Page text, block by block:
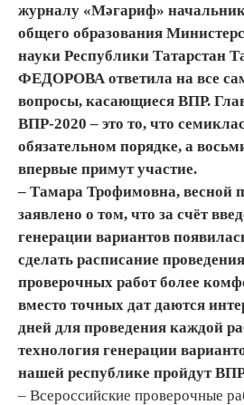
журналу «Мәгариф»
общего образования
науки Республики Татарстан
ФЕДОРОВА ответила на все
вопросы, касающиеся ВПР.
ВПР-2020 – это то, что
обязательном порядке, а
впервые примут участие.
– Тамара Трофимовна, весной
заявлено о том, что за счёт
генерации вариантов
сделать расписание
проверочных работ более
вместо точных дат даются
дней для проведения каждой
технология генерации
нашей республике пройдут
– Всероссийские проверочные